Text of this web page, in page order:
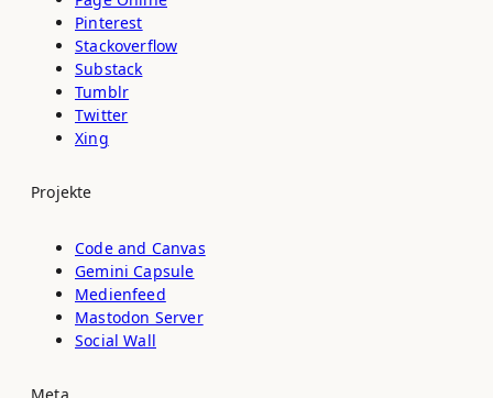
Pinterest
Stackoverflow
Substack
Tumblr
Twitter
Xing
Projekte
Code and Canvas
Gemini Capsule
Medienfeed
Mastodon Server
Social Wall